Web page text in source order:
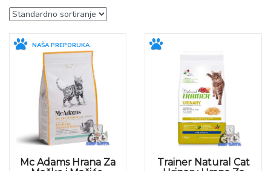
NAŠA PREPORUKA
Mc Adams Hrana Za
Trainer Natural Cat